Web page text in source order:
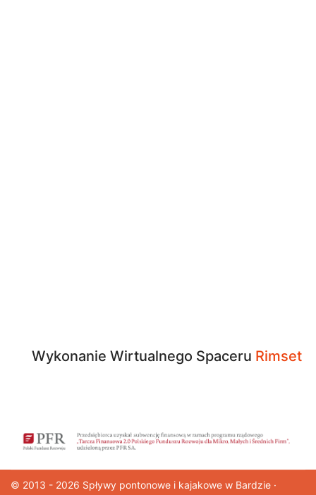
Wykonanie Wirtualnego Spaceru Rimset
© 2013 - 2026 Spływy pontonowe i kajakowe w Bardzie ·